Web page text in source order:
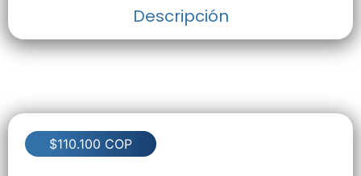
Descripción
$110.100 COP